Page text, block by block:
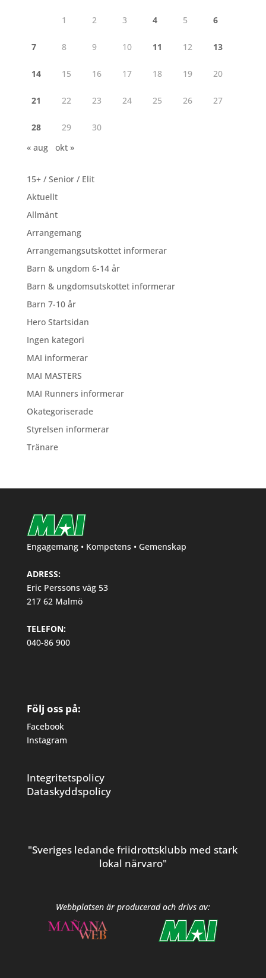
1 2 3 4 5 6
7 8 9 10 11 12 13
14 15 16 17 18 19 20
21 22 23 24 25 26 27
28 29
30
« aug
okt »
15+ / Senior / Elit
Aktuellt
Allmänt
Arrangemang
Arrangemangsutskottet informerar
Barn & ungdom 6-14 år
Barn & ungdomsutskottet informerar
Barn 7-10 år
Hero Startsidan
Ingen kategori
MAI informerar
MAI MASTERS
MAI Runners informerar
Okategoriserade
Styrelsen informerar
Tränare
Engagemang • Kompetens • Gemenskap
ADRESS:
Eric Perssons väg 53
217 62 Malmö
TELEFON:
040-86 900
Följ oss på:
Facebook
Instagram
Integritetspolicy
Dataskyddspolicy
"Sveriges ledande friidrottsklubb med stark
lokal närvaro"
Webbplatsen är producerad och drivs av: